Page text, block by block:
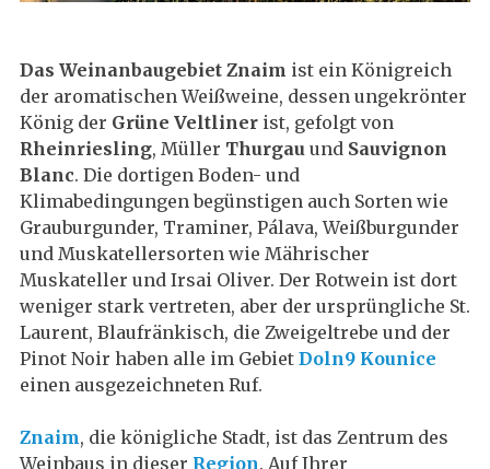
Das Weinanbaugebiet Znaim ist ein Königreich
der aromatischen Weißweine, dessen ungekrönter
König der Grüne Veltliner ist, gefolgt von
Rheinriesling, Müller Thurgau und Sauvignon
Blanc. Die dortigen Boden- und
Klimabedingungen begünstigen auch Sorten wie
Grauburgunder, Traminer, Pálava, Weißburgunder
und Muskatellersorten wie Mährischer
Muskateller und Irsai Oliver. Der Rotwein ist dort
weniger stark vertreten, aber der ursprüngliche St.
Laurent, Blaufränkisch, die Zweigeltrebe und der
Pinot Noir haben alle im Gebiet Doln9 Kounice
einen ausgezeichneten Ruf.
Znaim, die königliche Stadt, ist das Zentrum des
Weinbaus in dieser Region. Auf Ihrer